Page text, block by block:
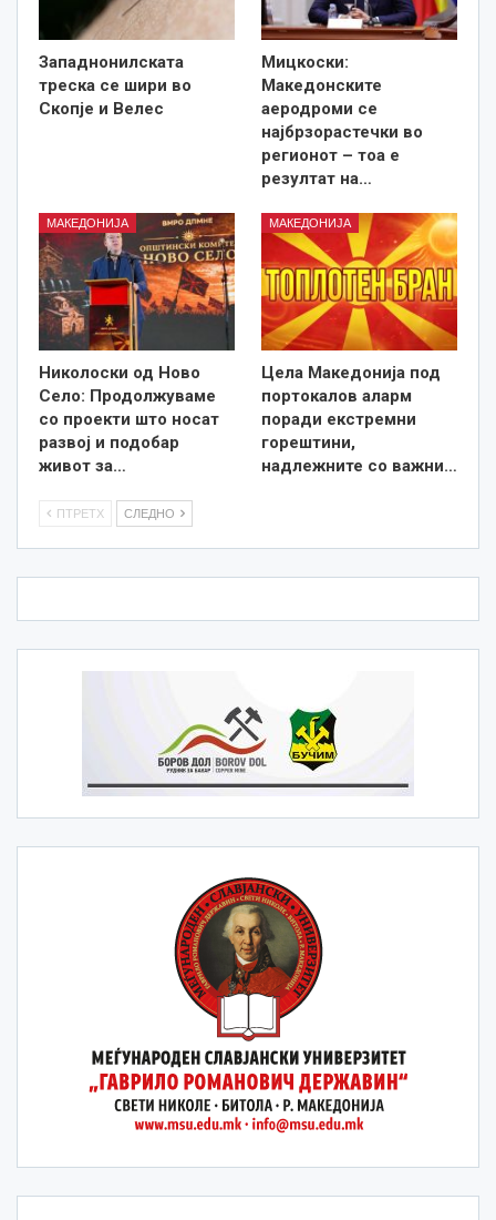
Западнонилската
треска се шири во
Скопје и Велес
Мицкоски:
Македонските
аеродроми се
најбрзорастечки во
регионот – тоа е
резултат на…
МАКЕДОНИЈА
Николоски од Ново
Село: Продолжуваме
со проекти што носат
развој и подобар
живот за…
МАКЕДОНИЈА
Цела Македонија под
портокалов аларм
поради екстремни
горештини,
надлежните со важни…
ПТРЕТХ СЛЕДНО